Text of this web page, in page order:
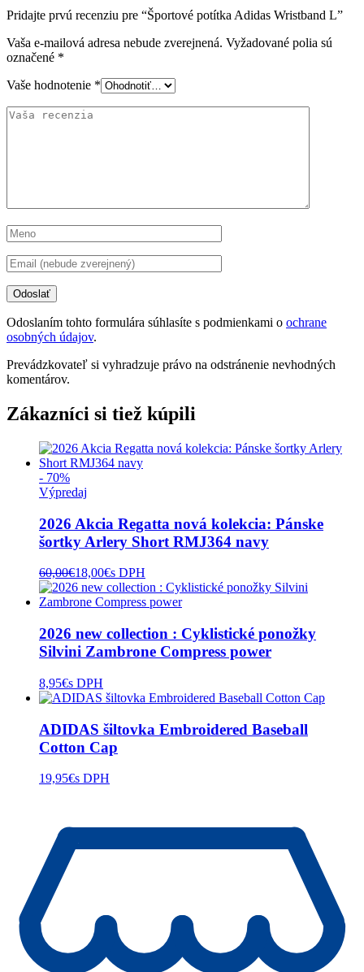
Pridajte prvú recenziu pre “Športové potítka Adidas Wristband L”
Vaša e-mailová adresa nebude zverejnená. Vyžadované polia sú
označené *
Vaše hodnotenie *
Odoslaním tohto formulára súhlasíte s podmienkami o ochrane
osobných údajov.
Prevádzkovateľ si vyhradzuje právo na odstránenie nevhodných
komentárov.
Zákazníci si tiež kúpili
- 70%
Výpredaj
2026 Akcia Regatta nová kolekcia: Pánske
šortky Arlery Short RMJ364 navy
60,00€18,00€s DPH
2026 new collection : Cyklistické ponožky
Silvini Zambrone Compress power
8,95€s DPH
ADIDAS šiltovka Embroidered Baseball
Cotton Cap
19,95€s DPH